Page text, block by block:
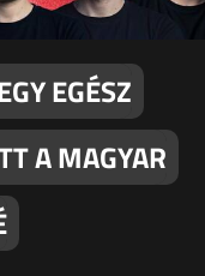
EGÉSZ
A MAGYAR